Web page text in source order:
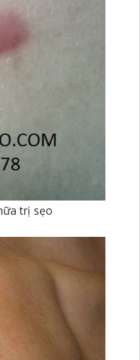
trị sẹo